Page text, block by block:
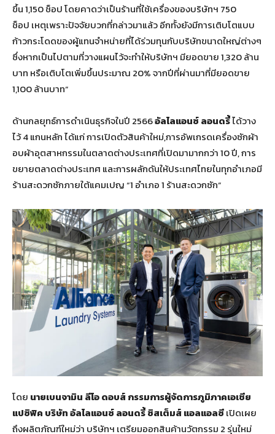
ขึ้น 1,150 ช็อป โดยคาดว่าเป็นร้านที่ใช้เครื่องของบริษัทฯ 750
ช็อป เหตุเพราะปัจจัยบวกที่กล่าวมาแล้ว อีกทั้งยังมีการเติบโตแบบ
ก้าวกระโดดของผู้แทนจำหน่ายที่ได้ร่วมทุนกับบริษัทขนาดใหญ่ต่างๆ
ซึ่งหากเป็นไปตามที่วางแผนไว้จะทำให้บริษัทฯ มียอดขาย 1,320 ล้าน
บาท หรือเติบโตเพิ่มขึ้นประมาณ 20% จากปีที่ผ่านมาที่มียอดขาย
1,100 ล้านบาท”
ด้านกลยุทธ์การดำเนินธุรกิจในปี 2566อัลไลแอนซ์ ลอนดรี้ได้วาง
ไว้ 4 แกนหลัก ได้แก่ การเปิดตัวสินค้าใหม่,การอัพเกรดเครื่องซักผ้า
อบผ้าอุตสาหกรรมในตลาดต่างประเทศที่เปิดมามากกว่า 10 ปี, การ
ขยายตลาดต่างประเทศ และการผลักดันให้ประเทศไทยในทุกอำเภอมี
ร้านสะดวกซักภายใต้แคมเปญ “1 อำเภอ 1 ร้านสะดวกซัก”
โดย นายเบนจามิน ลีโอ ดอบส์ กรรมการผู้จัดการภูมิภาคเอเชีย
แปซิฟิค บริษัท อัลไลแอนซ์ ลอนดรี้ ซิสเต็มส์ แอลแอลซีเปิดเผย
ถึงผลิตภัณฑ์ใหม่ว่า บริษัทฯ เตรียมออกสินค้านวัตกรรม 2 รุ่นใหม่